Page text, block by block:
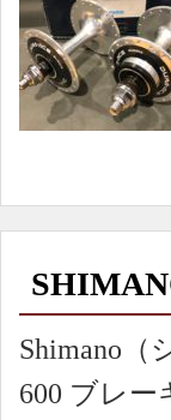
Shimano（
600 ブレー